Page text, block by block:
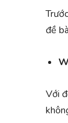
đề
Với